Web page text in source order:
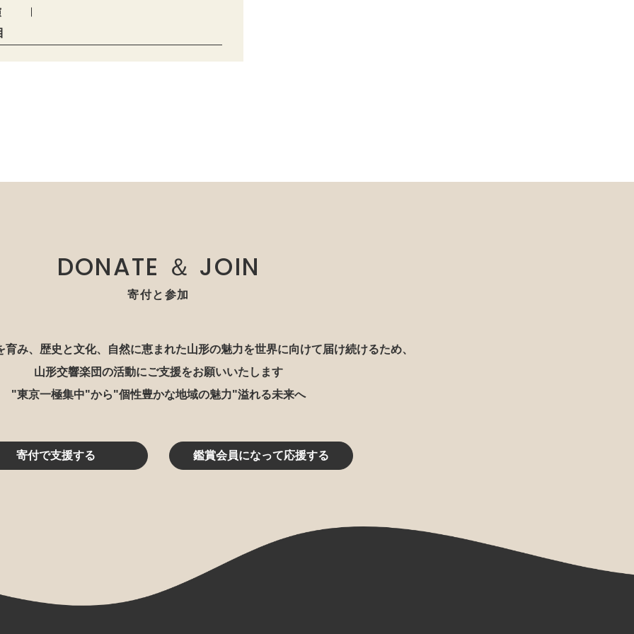
DONATE ＆ JOIN
寄付と参加
育み、歴史と文化、自然に恵まれた山形の魅力を世界に向けて届け続けるため、
山形交響楽団の活動にご支援をお願いいたします
"東京一極集中"から"個性豊かな地域の魅力"溢れる未来へ
寄付で支援する 鑑賞会員になって応援する